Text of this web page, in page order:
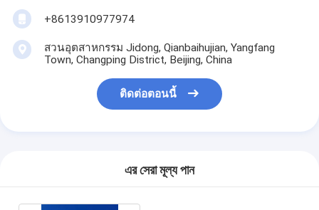
+8613910977974
สวนอุตสาหกรรม Jidong, Qianbaihujian, Yangfang
Town, Changping District, Beijing, China
ติดต่อตอนนี้
এর সেরা মূল্য পান